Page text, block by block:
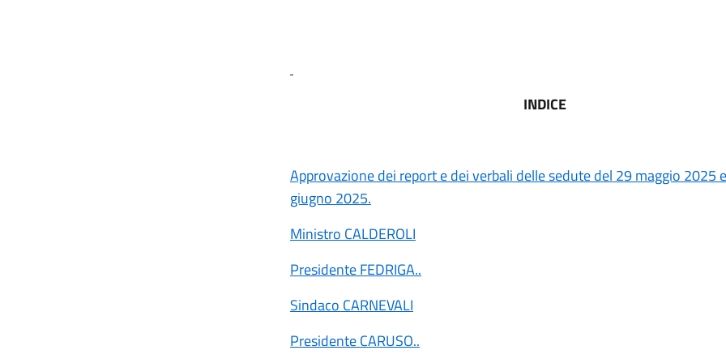
INDICE
Approvazione dei report e dei verbali delle sedute del 29 maggio 2025
giugno 2025.
Ministro CALDEROLI
Presidente FEDRIGA..
Sindaco CARNEVALI
Presidente CARUSO..